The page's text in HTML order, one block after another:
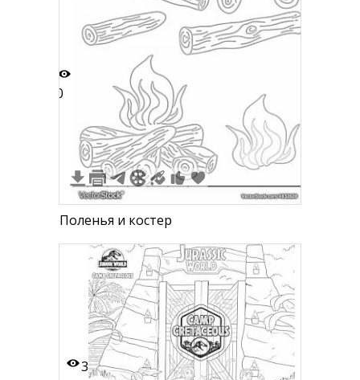
0
Поленья и костер
3